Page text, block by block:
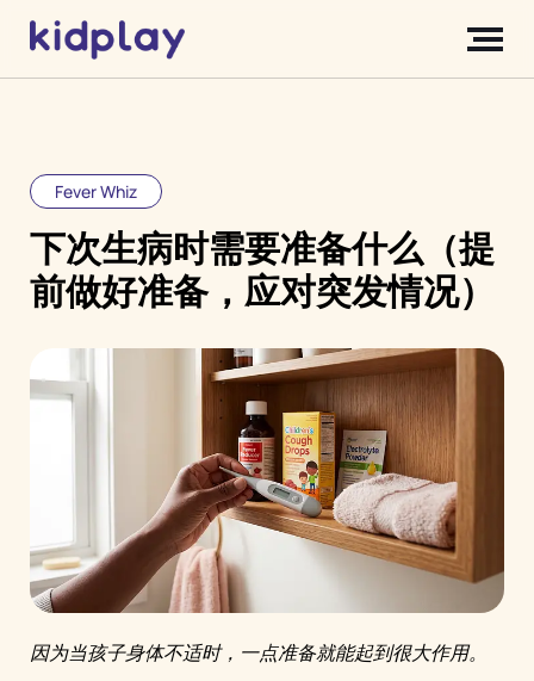
Fever Whiz
下次生病时需要准备什么（提
前做好准备，应对突发情况）
因为当孩子身体不适时，一点准备就能起到很大作用。